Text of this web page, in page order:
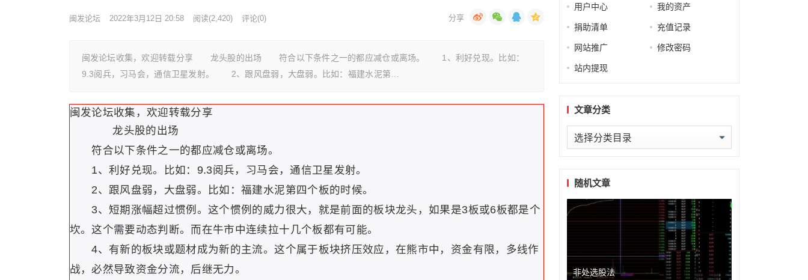
闽发论坛 2022年3月12日 20:58 阅读(2,420) 评论(0)
闽发论坛收集，欢迎转载分享 龙头股的出场 符合以下条件之一的都应减仓或离场。 1、利好兑现。比如：
9.3阅兵，习马会，通信卫星发射。 2、跟风盘弱，大盘弱。比如：福建水泥第…
闽发论坛收集，欢迎转载分享
龙头股的出场
符合以下条件之一的都应减仓或离场。
1、利好兑现。比如：9.3阅兵，习马会，通信卫星发射。
2、跟风盘弱，大盘弱。比如：福建水泥第四个板的时候。
3、短期涨幅超过惯例。这个惯例的威力很大，就是前面的板块龙头，如果是3板或6板都是个
坎。这个需要动态判断。而在牛市中连续拉十几个板都有可能。
4、有新的板块或题材成为新的主流。这个属于板块挤压效应，在熊市中，资金有限，多线作
战，必然导致资金分流，后继无力。
用户中心 我的资产
捐助清单 充值记录
网站推广 修改密码
站内提现
文章分类
文
章
类随机文章
非处选股法